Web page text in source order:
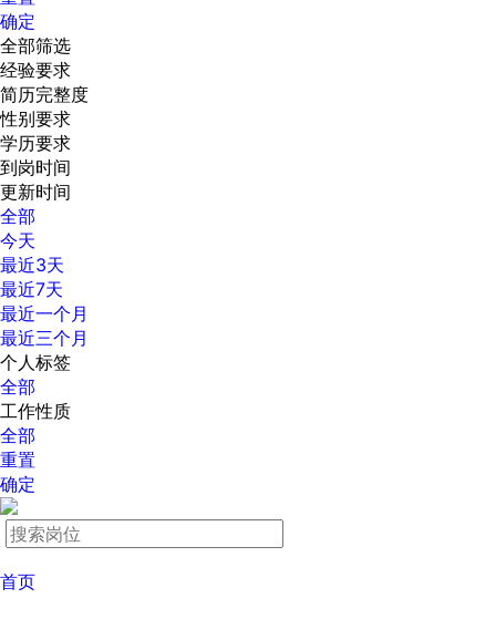
确定
全部筛选
经验要求
简历完整度
性别要求
学历要求
到岗时间
更新时间
全部
今天
最近3天
最近7天
最近一个月
最近三个月
个人标签
全部
工作性质
全部
重置
确定
首页